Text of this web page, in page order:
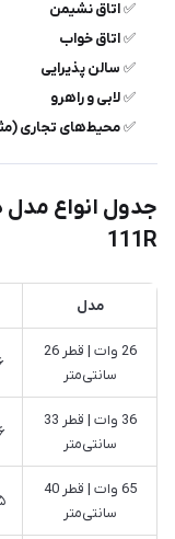
✅اتاق نشیمن
✅اتاق خواب
✅ سالن پذیرایی
✅لابی و راهرو
✅محیط‌های تجاری
111R
مدل
26 وات | قطر 26
سانتی‌متر
36 وات | قطر 33
سانتی‌متر
65 وات | قطر 40
سانتی‌متر